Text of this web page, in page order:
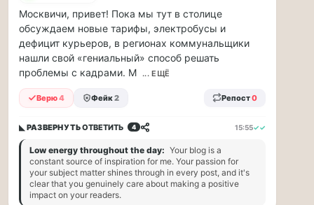
1
августа
в
московском
парке
«Сокольники»
откроется
«Капибара…
1
августа
в
московском
Москвичи, привет! Пока мы тут в столице
обсуждаем новые тарифы, электробусы и
дефицит курьеров, в регионах коммунальщики
нашли свой «гениальный» способ решать
проблемы с кадрами. М ... ЕЩЁ
Верю4 Фейк2 Репост0
◣ РАЗВЕРНУТЬОТВЕТИТЬ 4 15:55✓✓
Low energy throughout the day: Your blog is a
constant source of inspiration for me. Your passion for
your subject matter shines through in every post, and it's
clear that you genuinely care about making a positive
impact on your readers.